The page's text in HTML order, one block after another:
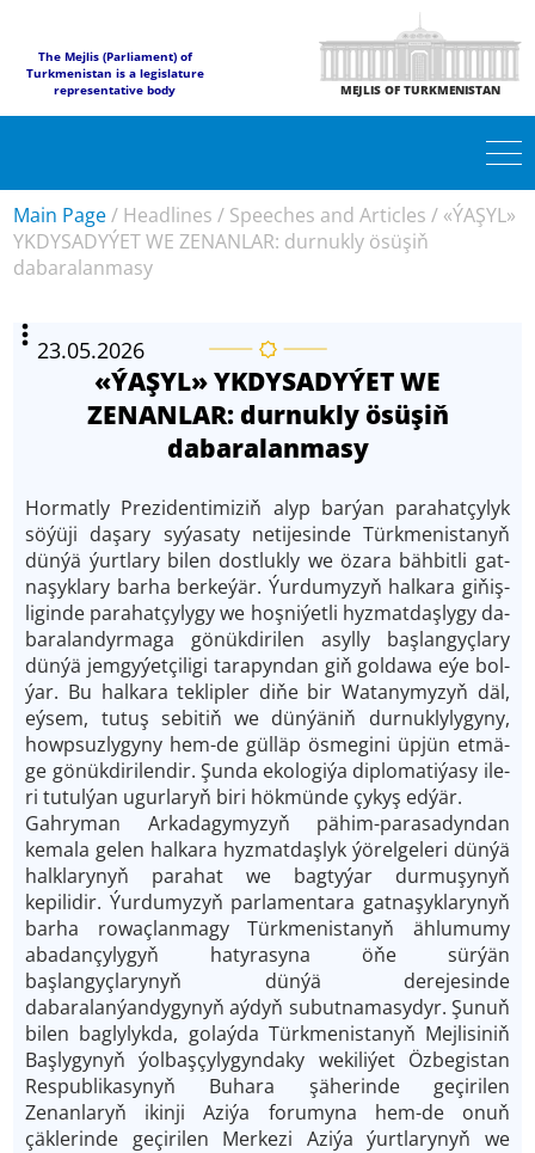
The Mejlis (Parliament) of
Turkmenistan is a legislature
representative body
MEJLIS OF TURKMENISTAN
Main Page/ Headlines / Speeches and Articles / «ÝAŞYL»
YKDYSADYÝET WE ZENANLAR: durnukly ösüşiň
dabaralanmasy
23.05.2026
«ÝAŞYL» YKDYSADYÝET WE
ZENANLAR: durnukly ösüşiň
dabaralanmasy
Hor­mat­ly Pre­zi­den­ti­mi­ziň alyp bar­ýan para­hat­çy­lyk
sö­ýü­ji da­şa­ry sy­ýa­sa­ty ne­ti­je­sin­de Türkmenistanyň
dün­ýä ýurt­la­ry bi­len dost­luk­ly we öza­ra bäh­bit­li gat­
na­şyk­la­ry bar­ha ber­ke­ýär. Ýur­du­my­zyň hal­ka­ra gi­ňiş­
li­gin­de pa­ra­hat­çy­ly­gy we hoş­ni­ýet­li hyz­mat­daş­ly­gy da­
ba­ra­lan­dyr­ma­ga gö­nük­di­ri­len asyl­ly baş­lan­gyç­la­ry
dün­ýä jemgy­ýet­çi­li­gi ta­ra­pyn­dan giň gol­da­wa eýe bol­
ýar. Bu hal­ka­ra tek­lip­ler di­ňe bir Wa­ta­ny­my­zyň däl,
eý­sem, tu­tuş se­bi­tiň we dün­ýä­niň dur­nuk­ly­lygy­ny,
howp­suz­ly­gy­ny hem-de gül­läp ös­me­gi­ni üp­jün et­mä­
ge gö­nük­di­ri­len­dir. Şun­da eko­lo­gi­ýa dip­lo­ma­ti­ýa­sy ile­
ri tu­tul­ýan ugur­la­ryň bi­ri hökmün­de çy­kyş ed­ýär.
Gahryman Arkadagymyzyň pähim-parasadyndan
kemala gelen halkara hyzmatdaşlyk ýörelgeleri dünýä
halklarynyň parahat we bagtyýar durmuşynyň
kepilidir. Ýurdumyzyň parlamentara gatnaşyklarynyň
barha rowaçlanmagy Türkmenistanyň ählumumy
abadançylygyň hatyrasyna öňe sürýän
başlangyçlarynyň dünýä derejesinde
dabaralanýandygynyň aýdyň subutnamasydyr. Şunuň
bilen baglylykda, golaýda Türkmenistanyň Mejlisiniň
Başlygynyň ýolbaşçylygyndaky wekiliýet Özbegistan
Respublikasynyň Buhara şäherinde geçirilen
Zenanlaryň ikinji Aziýa forumyna hem-de onuň
çäklerinde geçirilen Merkezi Aziýa ýurtlarynyň we